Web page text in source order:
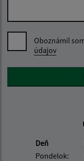
Oboznámil
údajov
Google reCaptcha
Deň
Pondelok: